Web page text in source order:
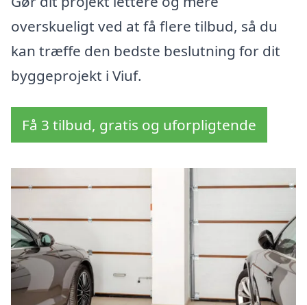
overskueligt ved at få flere tilbud, så du
kan træffe den bedste beslutning for dit
byggeprojekt i Viuf.
Få 3 tilbud, gratis og uforpligtende